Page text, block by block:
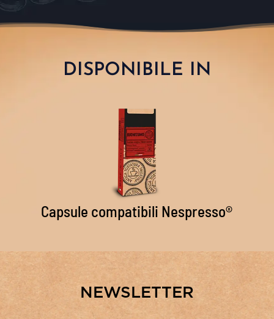
DISPONIBILE IN
Capsule compatibili Nespresso®
NEWSLETTER